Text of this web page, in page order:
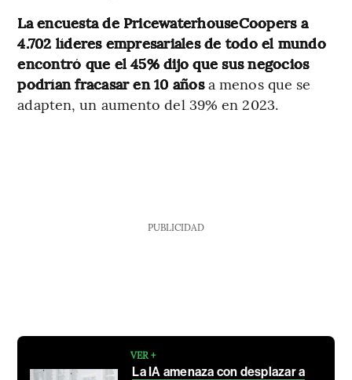
La encuesta de PricewaterhouseCoopers a
4.702 líderes empresariales de todo el mundo
encontró que el 45% dijo que sus negocios
podrían fracasar en 10 añosa menos que se
adapten, un aumento del 39% en 2023.
PUBLICIDAD
VER +
La IA amenaza con desplazar a